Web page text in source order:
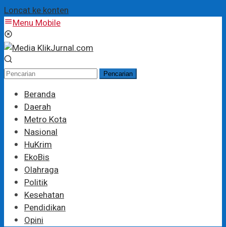
Loncat ke konten
Menu Mobile
Pencarian
Beranda
Daerah
Metro Kota
Nasional
HuKrim
EkoBis
Olahraga
Politik
Kesehatan
Pendidikan
Opini